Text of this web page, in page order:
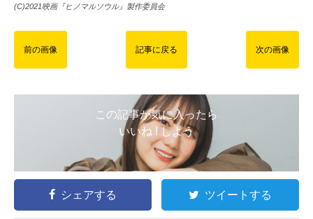
(C)2021映画『ヒノマルソウル』製作委員会
前の画像 記事に戻る 次の画像
この記事が気に入ったら
いいね ! しよう
シェアする ツイートする